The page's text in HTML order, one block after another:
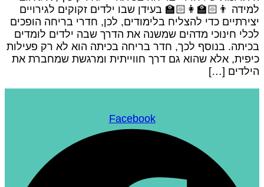
👨🏻‍🏫👩🏻‍🏫 בעידן שבו ילדים זקוקים לגירויים
כדי להצליח בלימודים, לכן, חדרי בריחה הופכים
חינוכי מדהים שמשנה את הדרך שבה ילדים לומדים
בנוסף לכך, חדר בריחה בכיתה הוא לא רק פעילות
אלא שהוא גם דרך חווייתית ומרגשת שמחברת את
[…]
Facebook